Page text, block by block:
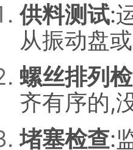
供料测试:
从振动盘
螺丝排列
齐有序的,
堵塞检查: